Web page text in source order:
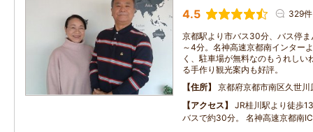
4.5 329件
京都駅より市バス30分、バス停
～4分。名神高速京都南インター
く、駐車場が無料なのもうれしい
る手作り観光案内も好評。
住所
京都府京都市南区久世川
アクセス
JR桂川駅より徒歩
バスで約30分。 名神高速京都南